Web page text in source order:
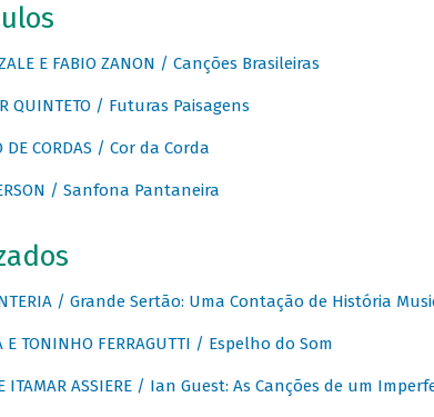
E FABIO ZANON / Canções Brasileiras
QUINTETO / Futuras Paisagens
DE CORDAS / Cor da Corda
/ Sanfona Pantaneira
/ Grande Sertão: Uma Contação de História
E TONINHO FERRAGUTTI / Espelho do Som
E ITAMAR ASSIERE / Ian Guest: As Canções de um